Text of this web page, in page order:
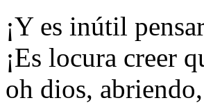
¡Y es inútil
¡Es locura creer
oh dios,